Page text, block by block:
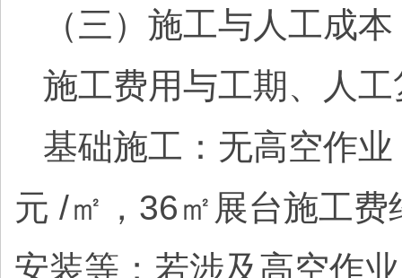
（三）施工与人工成
施工费用与工期、人工
基础施工：无高空作
元 /㎡，36㎡展台施工
安装等；若涉及高空作